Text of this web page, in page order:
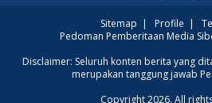
Kode Redeem Sword of
Convallaria per Agustus
Sitemap | Profile |
Pedoman Pemberitaan Media
Disclaimer: Seluruh konten berita yang
merupakan tanggung jawab
Copyright 2026. All